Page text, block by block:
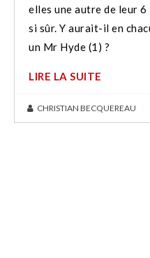
elles une autre de leur
si sûr. Y aurait-il en
un Mr Hyde (1) ?
LIRE LA SUITE
CHRISTIAN BECQUEREAU